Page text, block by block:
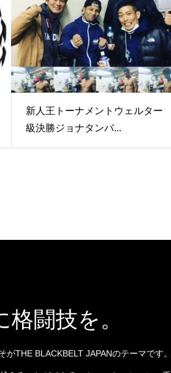
新人王トーナメントウェルター
級決勝ジョナタンバ...
格闘技を。
がTHE BLACKBELT JAPANのテーマです